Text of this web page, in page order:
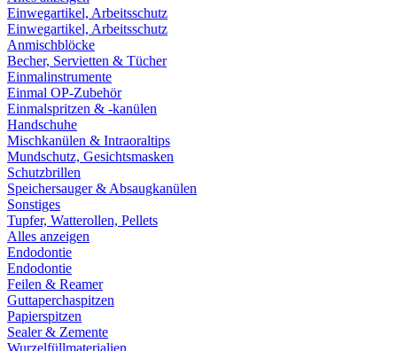
Einwegartikel, Arbeitsschutz
Einwegartikel, Arbeitsschutz
Anmischblöcke
Becher, Servietten & Tücher
Einmalinstrumente
Einmal OP-Zubehör
Einmalspritzen & -kanülen
Handschuhe
Mischkanülen & Intraoraltips
Mundschutz, Gesichtsmasken
Schutzbrillen
Speichersauger & Absaugkanülen
Sonstiges
Tupfer, Watterollen, Pellets
Alles anzeigen
Endodontie
Endodontie
Feilen & Reamer
Guttaperchaspitzen
Papierspitzen
Sealer & Zemente
Wurzelfüllmaterialien